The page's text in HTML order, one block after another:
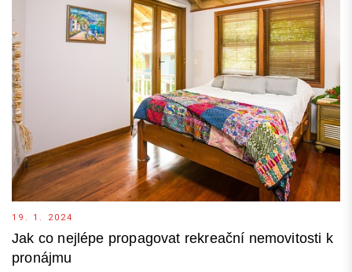
19. 1. 2024
Jak co nejlépe propagovat rekreační nemovitosti k
pronájmu